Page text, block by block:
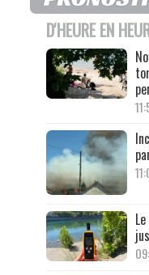
D'HEURE EN